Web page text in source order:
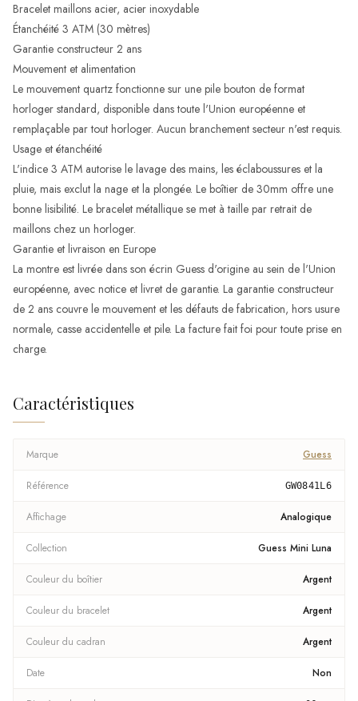
Bracelet maillons acier, acier inoxydable
Étanchéité 3 ATM (30 mètres)
Garantie constructeur 2 ans
Mouvement et alimentation
Le mouvement quartz fonctionne sur une pile bouton de format
horloger standard, disponible dans toute l'Union européenne et
remplaçable par tout horloger. Aucun branchement secteur n'est requis.
Usage et étanchéité
L'indice 3 ATM autorise le lavage des mains, les éclaboussures et la
pluie, mais exclut la nage et la plongée. Le boîtier de 30mm offre une
bonne lisibilité. Le bracelet métallique se met à taille par retrait de
maillons chez un horloger.
Garantie et livraison en Europe
La montre est livrée dans son écrin Guess d'origine au sein de l'Union
européenne, avec notice et livret de garantie. La garantie constructeur
de 2 ans couvre le mouvement et les défauts de fabrication, hors usure
normale, casse accidentelle et pile. La facture fait foi pour toute prise en
charge.
Caractéristiques
Marque Guess
Référence GW0841L6
Affichage Analogique
Collection Guess Mini Luna
Couleur du boîtier Argent
Couleur du bracelet Argent
Couleur du cadran Argent
Date Non